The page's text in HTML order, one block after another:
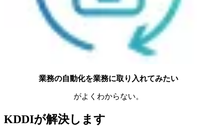
業務の自動化を業務に取り入れてみたい
がよくわからない。
KDDIが解決します